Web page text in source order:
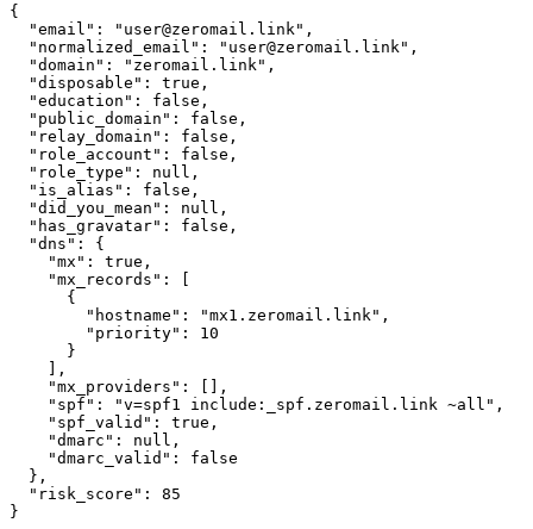
{
  "email": "user@zeromail.link",
  "normalized_email": "user@zeromail.link",
  "domain": "zeromail.link",
  "disposable": true,
  "education": false,
  "public_domain": false,
  "relay_domain": false,
  "role_account": false,
  "role_type": null,
  "is_alias": false,
  "did_you_mean": null,
  "has_gravatar": false,
  "dns": {
    "mx": true,
    "mx_records": [
      {
        "hostname": "mx1.zeromail.link",
        "priority": 10
      }
    ],
    "mx_providers": [],
    "spf": "v=spf1 include:_spf.zeromail.link ~all",
    "spf_valid": true,
    "dmarc": null,
    "dmarc_valid": false
  },
  "risk_score": 85
}